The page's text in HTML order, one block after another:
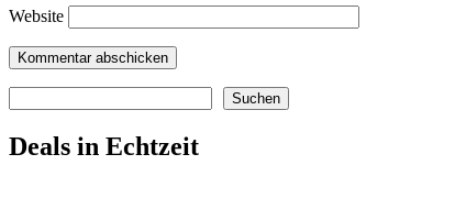
Website
Suchen
Deals in Echtzeit